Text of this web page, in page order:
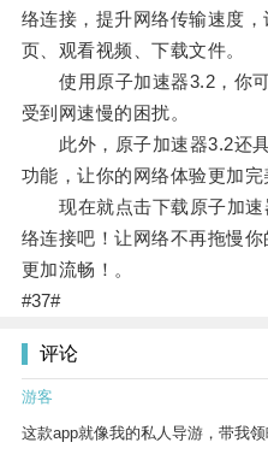
络连接，提升网络传输速度
页、观看视频、下载文件。
使用原子加速器3.2，你可
受到网速慢的困扰。
此外，原子加速器3.2还具
功能，让你的网络体验更加完
现在就点击下载原子加速
络连接吧！让网络不再拖慢
更加流畅！。
#37#
评论
游客
这款app就像我的私人导游，带我领